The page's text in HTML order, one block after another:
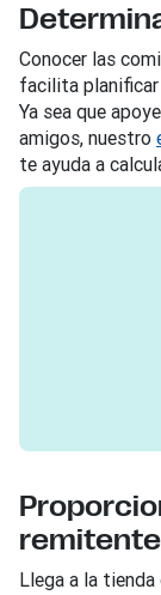
Conocer las
facilita
Ya sea que
amigos, nuestro
te ayuda a
Llega a la